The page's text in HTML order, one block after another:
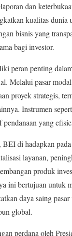
dan
kualitas dunia
bisnis yang
bagi investor.
peran penting
Melalui pasar
proyek strategis,
Instrumen
yang
di hadapkan
layanan,
produk
ini bertujuan untuk
daya saing
global.
perdana oleh